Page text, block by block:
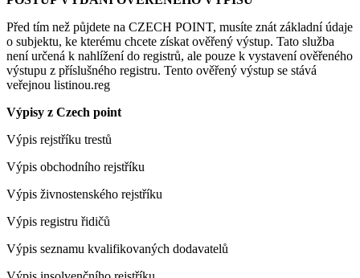
Před tím než půjdete na CZECH POINT, musíte znát základní údaje
o subjektu, ke kterému chcete získat ověřený výstup. Tato služba
není určená k nahlížení do registrů, ale pouze k vystavení ověřeného
výstupu z příslušného registru. Tento ověřený výstup se stává
veřejnou listinou.reg
Výpisy z Czech point
Výpis rejstříku trestů
Výpis obchodního rejstříku
Výpis živnostenského rejstříku
Výpis registru řidičů
Výpis seznamu kvalifikovaných dodavatelů